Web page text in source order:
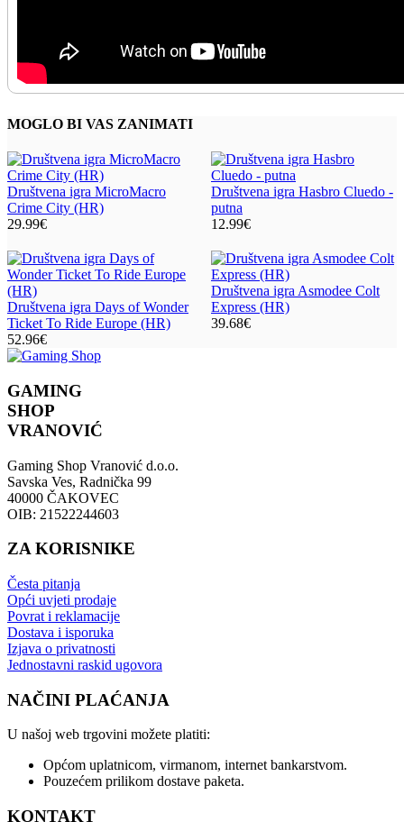
MOGLO BI VAS ZANIMATI
Društvena igra MicroMacro
Crime City (HR)
29.99€
Društvena igra Hasbro Cluedo -
putna
12.99€
Društvena igra Days of Wonder
Ticket To Ride Europe (HR)
52.96€
Društvena igra Asmodee Colt
Express (HR)
39.68€
GAMING
SHOP
VRANOVIĆ
Gaming Shop Vranović d.o.o.
Savska Ves, Radnička 99
40000 ČAKOVEC
OIB: 21522244603
ZA KORISNIKE
Česta pitanja
Opći uvjeti prodaje
Povrat i reklamacije
Dostava i isporuka
Izjava o privatnosti
Jednostavni raskid ugovora
NAČINI PLAĆANJA
U našoj web trgovini možete platiti:
Općom uplatnicom, virmanom, internet bankarstvom.
Pouzećem prilikom dostave paketa.
KONTAKT